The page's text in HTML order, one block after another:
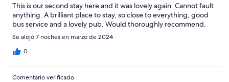
This is our second stay here and it was lovely again. Cannot fault
anything. A brilliant place to stay, so close to everything, good
bus service and a lovely pub. Would thoroughly recommend.
Se alojó 7 noches en marzo de 2024
0
Comentario verificado